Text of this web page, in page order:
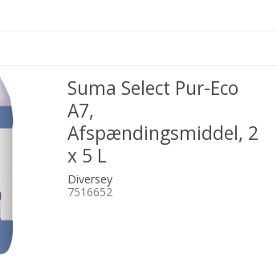
Suma Select Pur-Eco
A7,
Afspændingsmiddel, 2
x 5 L
Diversey
7516652